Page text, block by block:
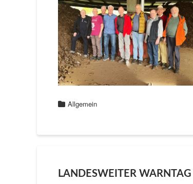
Allgemein
LANDESWEITER